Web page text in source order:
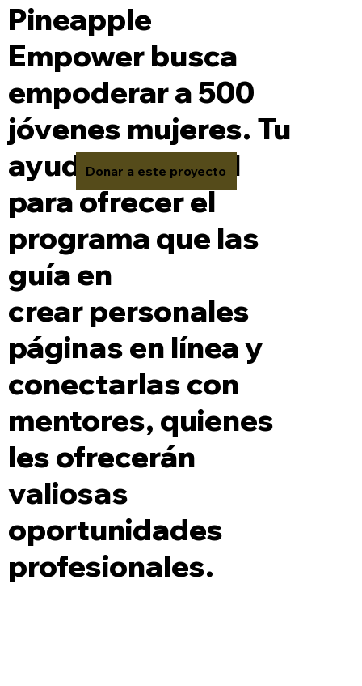
Pineapple
Empower busca
empoderar a 500
jóvenes mujeres. Tu
ayuda es crucial
para ofrecer el
programa que las
guía en
crear personales
páginas en línea y
conectarlas con
mentores, quienes
les ofrecerán
valiosas
oportunidades
profesionales.
Donar a este proyecto